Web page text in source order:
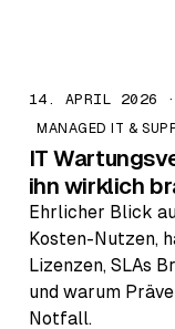
14. APRIL 2026
MANAGED IT &
IT
ihn wirklich
Ehrlicher Blick
Kosten-Nutzen,
Lizenzen, SLAs
und warum
Notfall.